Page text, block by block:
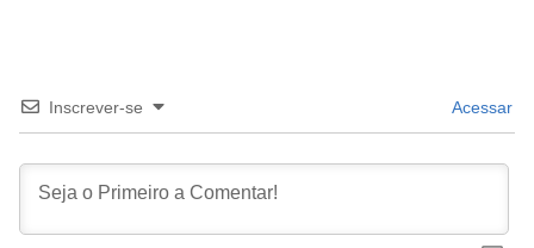
Inscrever-se Acessar